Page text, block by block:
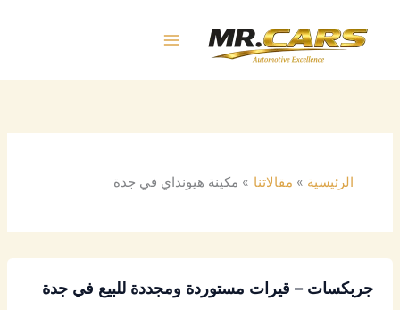
المحتوى
الرئيسية مقالاتنا مكينة هيونداي في جدة
جربكسات – قيرات مستوردة ومجددة للبيع في جدة